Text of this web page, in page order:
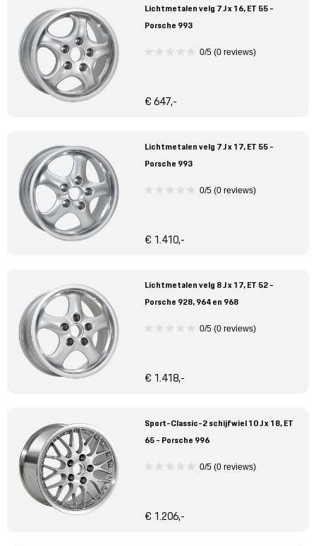
Lichtmetalen velg 7 J x 16, ET 55 -
Porsche 993
0/5 (0 reviews)
€ 647,-
Lichtmetalen velg 7 J x 17, ET 55 -
Porsche 993
0/5 (0 reviews)
€ 1.410,-
Lichtmetalen velg 8 J x 17, ET 52 -
Porsche 928, 964 en 968
0/5 (0 reviews)
€ 1.418,-
Sport-Classic-2 schijfwiel 10 J x 18, ET
65 - Porsche 996
0/5 (0 reviews)
€ 1.206,-